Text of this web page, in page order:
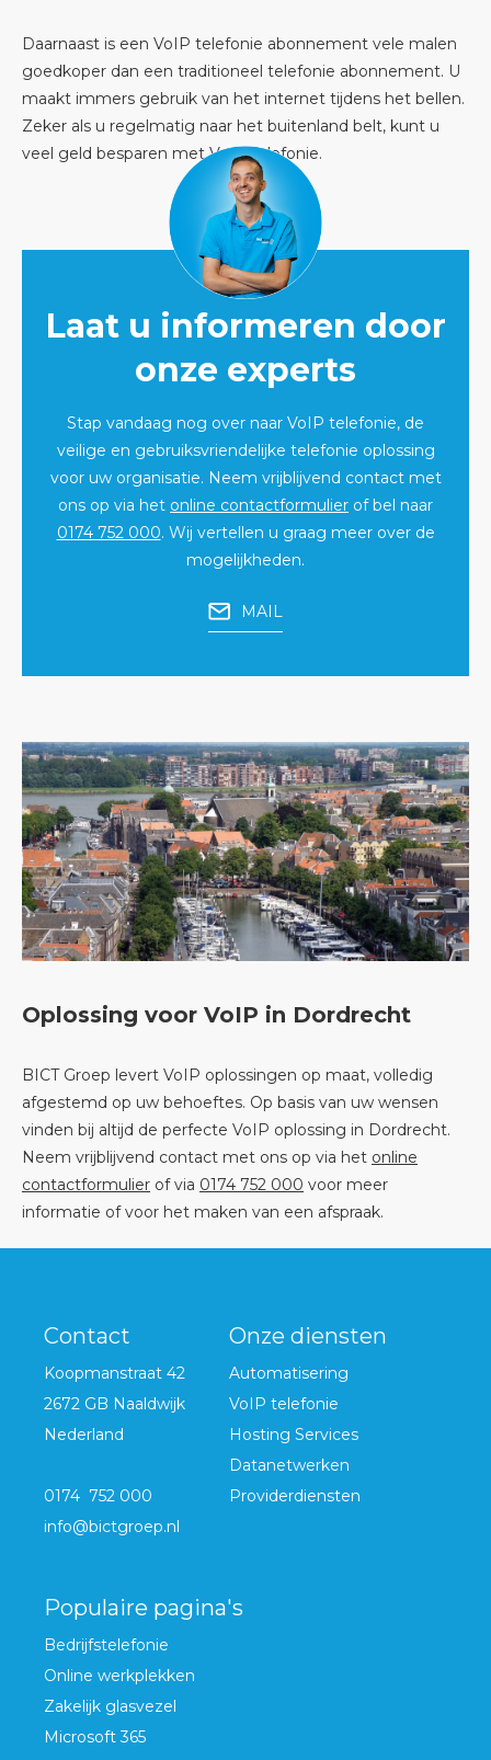
Daarnaast is een VoIP telefonie abonnement vele malen
goedkoper dan een traditioneel telefonie abonnement. U
maakt immers gebruik van het internet tijdens het bellen.
Zeker als u regelmatig naar het buitenland belt, kunt u
veel geld besparen met VoIP telefonie.
Laat u informeren door
onze experts
Stap vandaag nog over naar VoIP telefonie, de
veilige en gebruiksvriendelijke telefonie oplossing
voor uw organisatie. Neem vrijblijvend contact met
ons op via het online contactformulier of bel naar
0174 752 000. Wij vertellen u graag meer over de
mogelijkheden.
MAIL
Oplossing voor VoIP in Dordrecht
BICT Groep levert VoIP oplossingen op maat, volledig
afgestemd op uw behoeftes. Op basis van uw wensen
vinden bij altijd de perfecte VoIP oplossing in Dordrecht.
Neem vrijblijvend contact met ons op via het online
contactformulier of via 0174 752 000 voor meer
informatie of voor het maken van een afspraak.
Contact
Koopmanstraat 42
2672 GB Naaldwijk
Nederland
0174 752 000
info@bictgroep.nl
Onze diensten
Automatisering
VoIP telefonie
Hosting Services
Datanetwerken
Providerdiensten
Populaire pagina's
Bedrijfstelefonie
Online werkplekken
Zakelijk glasvezel
Microsoft 365